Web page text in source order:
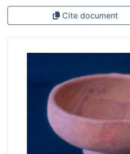
Cite document